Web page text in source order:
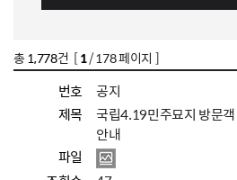
총 1,778건 [1/ 178 페이지 ]
번호
공지
제목
국립4.19민주묘지 방문
안내
파일